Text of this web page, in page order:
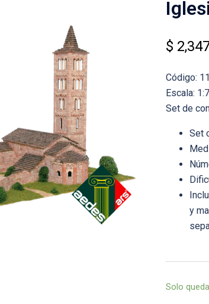
$
Código:
Escala:
Set de
Set
y
Solo